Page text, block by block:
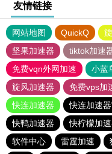
友情链接
网站地图 QuickQ
坚果加速器
tiktok加速
免费vqn外网加速
小蓝
旋风加速器
免费vps加
快连加速器
快连加速
快鸭加速器
快柠檬加
软件中心
雷霆加速